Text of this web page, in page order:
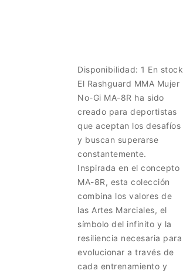
Disponibilidad: 1 En stock
El Rashguard MMA Mujer
No-Gi MA-8R ha sido
creado para deportistas
que aceptan los desafíos
y buscan superarse
constantemente.
Inspirada en el concepto
MA-8R, esta colección
combina los valores de
las Artes Marciales, el
símbolo del infinito y la
resiliencia necesaria para
evolucionar a través de
cada entrenamiento y